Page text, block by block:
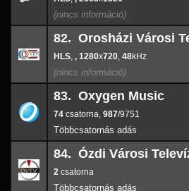
82.
82. Orosházi Városi
, , 1280x720, 48
83.
83. Oxygen Music
74 , 987/9751
84.
84. Ózdi Városi
2